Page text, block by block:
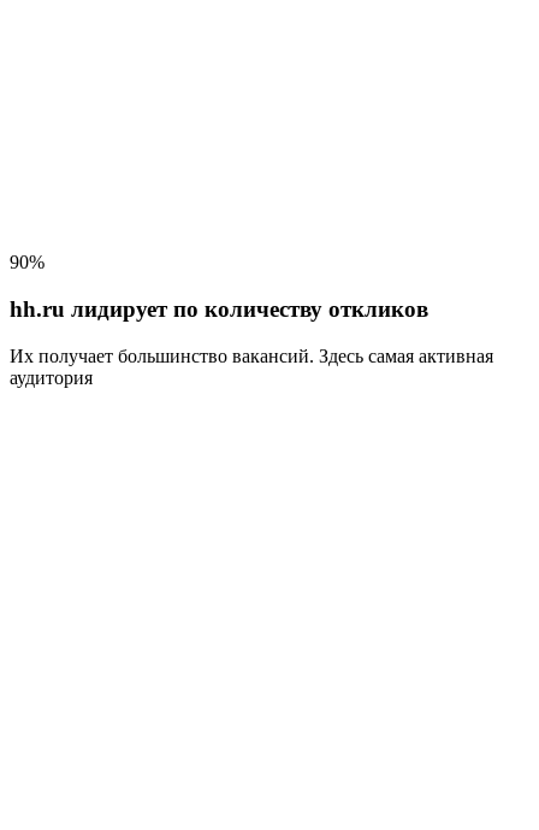
90%
hh.ru лидирует по количеству откликов
Их получает большинство вакансий. Здесь самая активная
аудитория